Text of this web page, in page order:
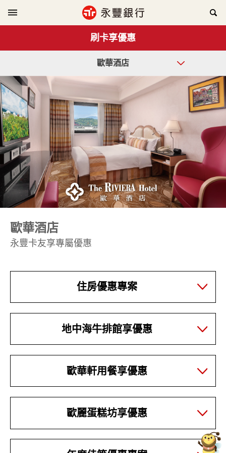
刷卡享優惠
歐華酒店
歐華酒店
永豐卡友享專屬優惠
住房優惠專案
地中海牛排館享優惠
歐華軒用餐享優惠
歐麗蛋糕坊享優惠